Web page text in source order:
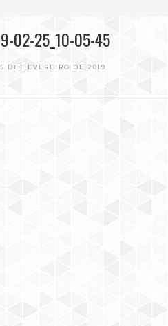
02-25_10-05-45
DE FEVEREIRO DE 2019.